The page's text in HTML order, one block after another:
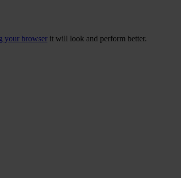
your browser it will look and perform better.